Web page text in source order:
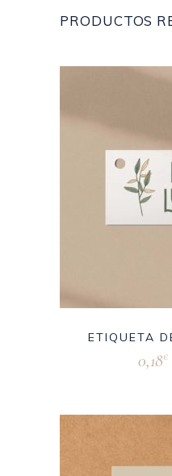
PRODUCTOS
ETIQUETA
0,18€